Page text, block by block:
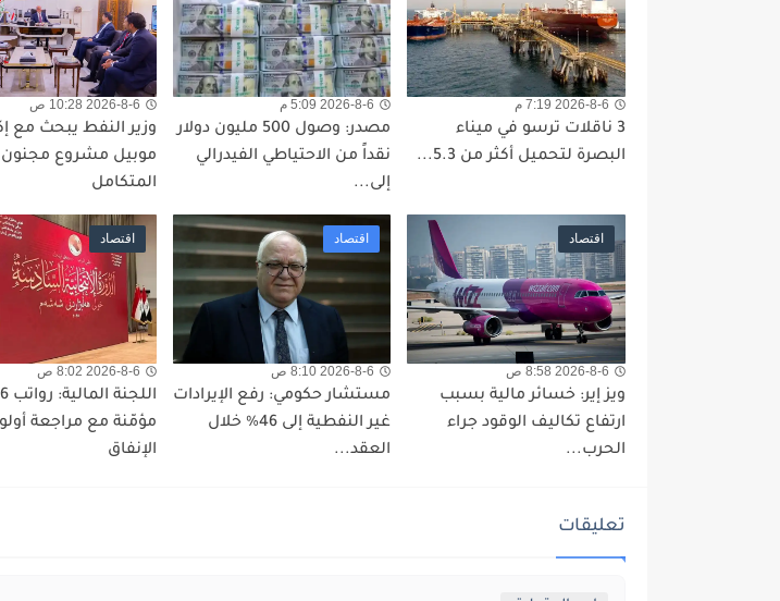
2026-8-6 7:19 م
3 ناقلات ترسو في ميناء
البصرة لتحميل أكثر من 5.3...
2026-8-6 5:09 م
مصدر: وصول 500 مليون دولار
نقداً من الاحتياطي الفيدرالي
إلى...
2026-8-6 10:28 ص
وزير النفط يبحث مع
موبيل مشروع مجنون
المتكامل
اقتصاد
2026-8-6 8:58 ص
ويز إير: خسائر مالية بسبب
ارتفاع تكاليف الوقود جراء
الحرب...
اقتصاد
2026-8-6 8:10 ص
مستشار حكومي: رفع الإيرادات
غير النفطية إلى 46% خلال
العقد...
اقتصاد
2026-8-6 8:02 ص
مؤمّنة مع مراجعة
الإنفاق
تعليقات